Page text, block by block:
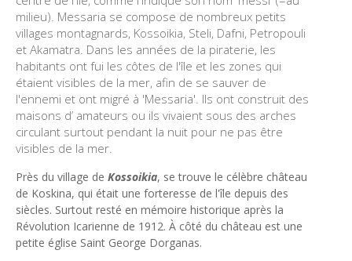
milieu). Messaria se compose de nombreux petits
villages montagnards, Kossoikia, Steli, Dafni, Petropouli
et Akamatra. Dans les années de la piraterie, les
habitants ont fui les côtes de l'île et les zones qui
étaient visibles de la mer, afin de se sauver de
l'ennemi et ont migré à 'Messaria'. Ils ont construit des
maisons d’ amateurs ou ils vivaient sous des arches
circulant surtout pendant la nuit pour ne pas être
visibles de la mer.
Près du village de Kossoikia, se trouve le célèbre château
de Koskina, qui était une forteresse de l'île depuis des
siècles. Surtout resté en mémoire historique après la
Révolution Icarienne de 1912. À côté du château est une
petite église Saint George Dorganas.